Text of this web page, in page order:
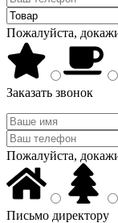
Пожалуйста,
Заказать звонок
Пожалуйста,
Письмо директору